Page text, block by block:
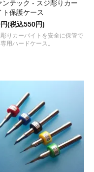
ンテック - スジ彫りカー
ト保護ケース
(税込550円)
りカーバイトを安全に保管で
用ハードケース。